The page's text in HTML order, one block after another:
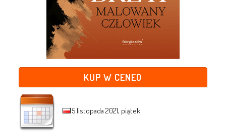
KUP W CENEO
5 listopada 2021, piątek